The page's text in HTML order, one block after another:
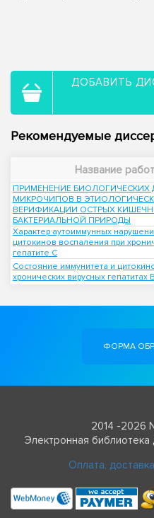
ДОБАВИТЬ
Рекомендуемые
Название
ПРИМЕНЕНИЕ БИОЛОГИЧЕСКИХ
МИКРОЧИПОВ В
ВЕРИФИКАЦИИ ОСТРЫХ
БАКТЕРИАЛЬНОЙ ПРИРОДЫ
Характер аутоиммунных
цитокинов воспаления при
гепатите С
Состояние иммунитета и
хронических вирусных гепатитах
ФОРМА
2014 -2026
Электронная
Оплата,